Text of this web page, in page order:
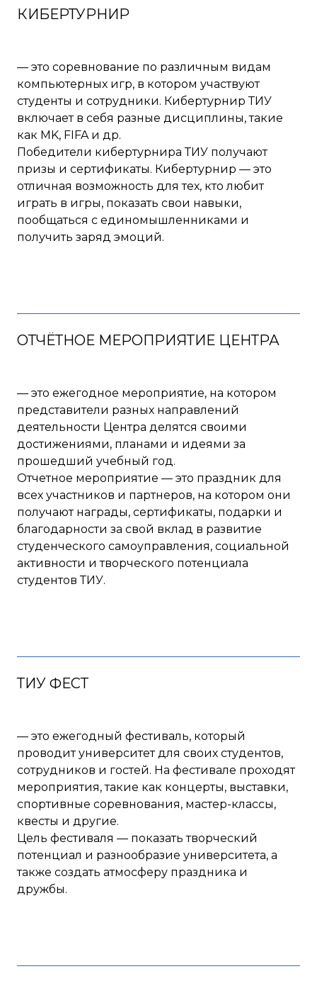
КИБЕРТУРНИР
— это соревнование по различным видам
компьютерных игр, в котором участвуют
студенты и сотрудники. Кибертурнир ТИУ
включает в себя разные дисциплины, такие
как MK, FIFA и др.
Победители кибертурнира ТИУ получают
призы и сертификаты. Кибертурнир — это
отличная возможность для тех, кто любит
играть в игры, показать свои навыки,
пообщаться с единомышленниками и
получить заряд эмоций.
ОТЧЁТНОЕ МЕРОПРИЯТИЕ ЦЕНТРА
— это ежегодное мероприятие, на котором
представители разных направлений
деятельности Центра делятся своими
достижениями, планами и идеями за
прошедший учебный год.
Отчетное мероприятие — это праздник для
всех участников и партнеров, на котором они
получают награды, сертификаты, подарки и
благодарности за свой вклад в развитие
студенческого самоуправления, социальной
активности и творческого потенциала
студентов ТИУ.
ТИУ ФЕСТ
— это ежегодный фестиваль, который
проводит университет для своих студентов,
сотрудников и гостей. На фестивале проходят
мероприятия, такие как концерты, выставки,
спортивные соревнования, мастер-классы,
квесты и другие.
Цель фестиваля — показать творческий
потенциал и разнообразие университета, а
также создать атмосферу праздника и
дружбы.